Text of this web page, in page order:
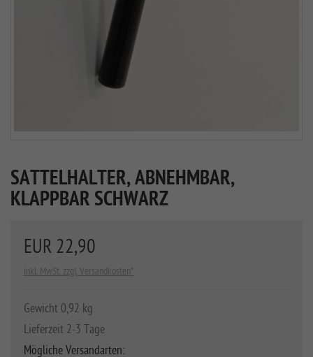
SATTELHALTER, ABNEHMBAR,
KLAPPBAR SCHWARZ
EUR 22,90
inkl. MwSt. zzgl. Versandkosten*
Gewicht 0,92 kg
Lieferzeit 2-3 Tage
Mögliche Versandarten: